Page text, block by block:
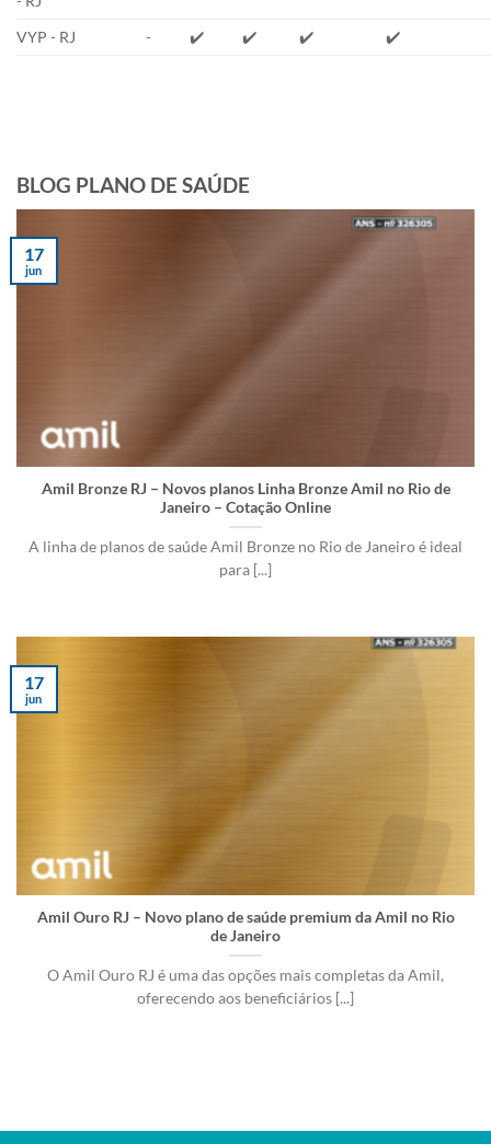
VYP - RJ - ✔️ ✔️ ✔️ ✔️
BLOG PLANO DE SAÚDE
Amil Bronze RJ – Novos planos Linha Bronze Amil no Rio de
Janeiro – Cotação Online
A linha de planos de saúde Amil Bronze no Rio de Janeiro é ideal
para [...]
17
jun
Amil Ouro RJ – Novo plano de saúde premium da Amil no Rio
de Janeiro
O Amil Ouro RJ é uma das opções mais completas da Amil,
oferecendo aos beneficiários [...]
17
jun